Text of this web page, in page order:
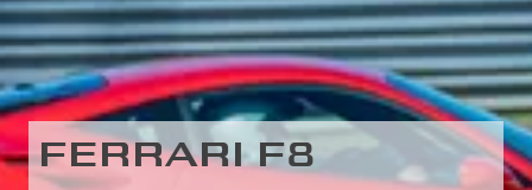
FERRARI F8